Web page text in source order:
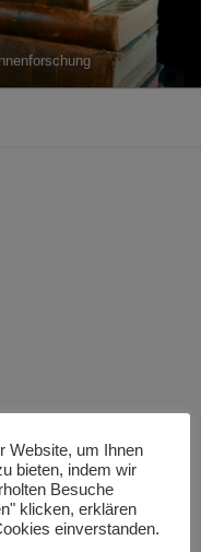
Website, um Ihnen
bieten, indem wir
Besuche
klicken, erklären
einverstanden.